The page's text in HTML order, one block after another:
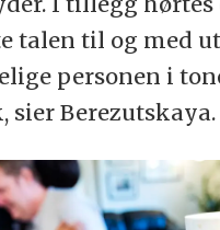
talen til og med
personen i
sier Berezutskaya.